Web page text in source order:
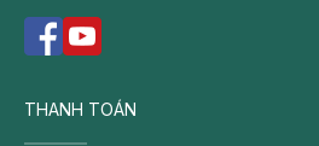
THANH TOÁN